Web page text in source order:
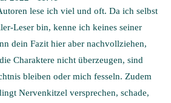
lese ich viel und oft. Da ich selbst
Leser bin, kenne ich keines seiner
dein Fazit hier aber nachvollziehen,
Charaktere nicht überzeugen, sind
bleiben oder mich fesseln. Zudem
Nervenkitzel versprechen, schade,